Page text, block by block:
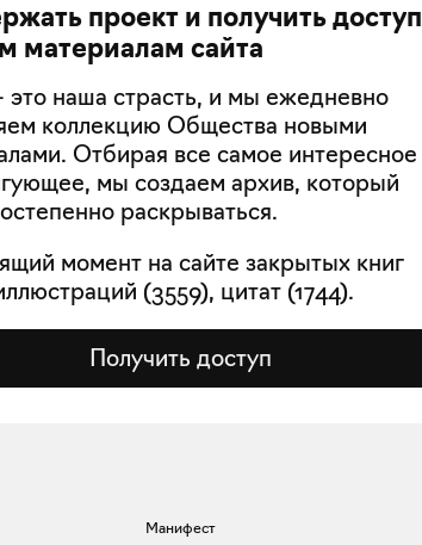
проект и получить доступ
материалам сайта
это наша страсть, и мы ежедневно
коллекцию Общества новыми
Отбирая все самое интересное
мы создаем архив, который
раскрываться.
момент на сайте закрытых книг
(3559), цитат (1744).
Получить доступ
Манифест